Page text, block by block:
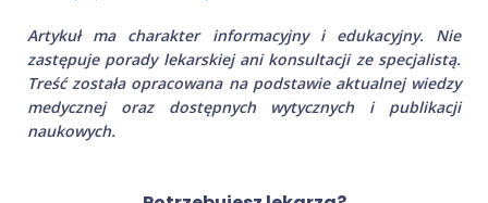
Artykuł ma charakter informacyjny i edukacyjny. Nie
zastępuje porady lekarskiej ani konsultacji ze specjalistą.
Treść została opracowana na podstawie aktualnej wiedzy
medycznej oraz dostępnych wytycznych i publikacji
naukowych.